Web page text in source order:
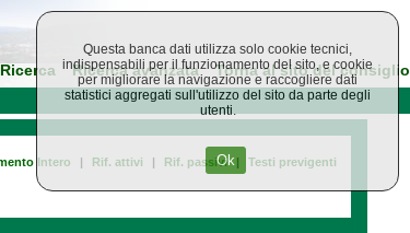
Ricerca Ricerca avanzata Torna al sito del consiglio
Intero | Rif. attivi | Rif. passivi | Testi previgenti
Questa banca dati utilizza solo cookie tecnici,
indispensabili per il funzionamento del sito, e cookie
per migliorare la navigazione e raccogliere dati
statistici aggregati sull'utilizzo del sito da parte degli
utenti.
Ok